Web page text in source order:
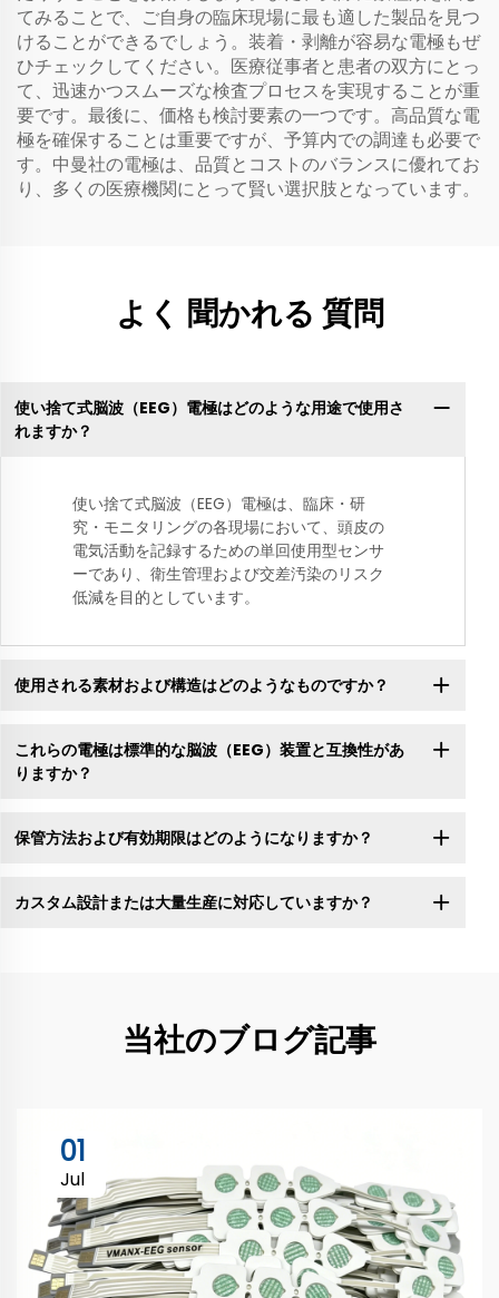
てみることで、ご自身の臨床現場に最も適した製品を見つ
けることができるでしょう。装着・剥離が容易な電極もぜ
ひチェックしてください。医療従事者と患者の双方にとっ
て、迅速かつスムーズな検査プロセスを実現することが重
要です。最後に、価格も検討要素の一つです。高品質な電
極を確保することは重要ですが、予算内での調達も必要で
す。中曼社の電極は、品質とコストのバランスに優れてお
り、多くの医療機関にとって賢い選択肢となっています。
よく 聞かれる 質問
使い捨て式脳波（EEG）電極はどのような用途で使用さ
れますか？
使い捨て式脳波（EEG）電極は、臨床・研
究・モニタリングの各現場において、頭皮の
電気活動を記録するための単回使用型センサ
ーであり、衛生管理および交差汚染のリスク
低減を目的としています。
使用される素材および構造はどのようなものですか？
これらの電極は標準的な脳波（EEG）装置と互換性があ
りますか？
保管方法および有効期限はどのようになりますか？
カスタム設計または大量生産に対応していますか？
当社のブログ記事
01
Jul